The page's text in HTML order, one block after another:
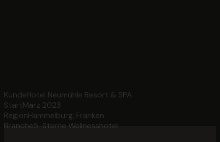
KundeHotel Neumühle Resort & SPA
StartMärz 2023
RegionHammelburg, Franken
Branche5-Sterne Wellnesshotel